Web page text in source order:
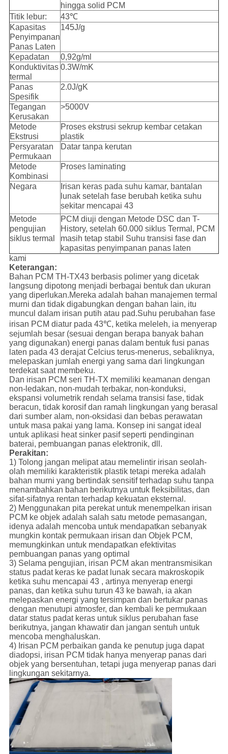
hingga solid PCM
Titik lebur:
43℃
Kapasitas
Penyimpanan
Panas Laten
145J/g
Kepadatan
0,92g/ml
Konduktivitas
termal
0.3W/mK
Panas
Spesifik
2.0J/gK
Tegangan
Kerusakan
>5000V
Metode
Ekstrusi
Proses ekstrusi sekrup kembar cetakan
plastik
Persyaratan
Permukaan
Datar tanpa kerutan
Metode
Kombinasi
Proses laminating
Negara
Irisan keras pada suhu kamar, bantalan
lunak setelah fase berubah ketika suhu
sekitar mencapai 43
Metode
pengujian
siklus termal
PCM diuji dengan Metode DSC dan T-
History, setelah 60.000 siklus Termal, PCM
masih tetap stabil Suhu transisi fase dan
kapasitas penyimpanan panas laten
kami
Keterangan:
Bahan PCM TH-TX43 berbasis polimer yang dicetak
langsung dipotong menjadi berbagai bentuk dan ukuran
yang diperlukan.Mereka adalah bahan manajemen termal
murni dan tidak digabungkan dengan bahan lain, itu
muncul dalam irisan putih atau pad.Suhu perubahan fase
irisan PCM diatur pada 43℃, ketika meleleh, ia menyerap
sejumlah besar (sesuai dengan berapa banyak bahan
yang digunakan) energi panas dalam bentuk fusi panas
laten pada 43 derajat Celcius terus-menerus, sebaliknya,
melepaskan jumlah energi yang sama dari lingkungan
terdekat saat membeku.
Dan irisan PCM seri TH-TX memiliki keamanan dengan
non-ledakan, non-mudah terbakar, non-konduksi,
ekspansi volumetrik rendah selama transisi fase, tidak
beracun, tidak korosif dan ramah lingkungan yang berasal
dari sumber alam, non-oksidasi dan bebas perawatan
untuk masa pakai yang lama. Konsep ini sangat ideal
untuk aplikasi heat sinker pasif seperti pendinginan
baterai, pembuangan panas elektronik, dll.
Perakitan:
1) Tolong jangan melipat atau memelintir irisan seolah-
olah memiliki karakteristik plastik tetapi mereka adalah
bahan murni yang bertindak sensitif terhadap suhu tanpa
menambahkan bahan berikutnya untuk fleksibilitas, dan
sifat-sifatnya rentan terhadap kekuatan eksternal.
2) Menggunakan pita perekat untuk menempelkan irisan
PCM ke objek adalah salah satu metode pemasangan,
idenya adalah mencoba untuk mendapatkan sebanyak
mungkin kontak permukaan irisan dan Objek PCM,
memungkinkan untuk mendapatkan efektivitas
pembuangan panas yang optimal
3) Selama pengujian, irisan PCM akan mentransmisikan
status padat keras ke padat lunak secara makroskopik
ketika suhu mencapai 43 , artinya menyerap energi
panas, dan ketika suhu turun 43 ke bawah, ia akan
melepaskan energi yang tersimpan dan bertukar panas
dengan menutupi atmosfer, dan kembali ke permukaan
datar status padat keras untuk siklus perubahan fase
berikutnya, jangan khawatir dan jangan sentuh untuk
mencoba menghaluskan.
4) Irisan PCM perbaikan ganda ke penutup juga dapat
diadopsi, irisan PCM tidak hanya menyerap panas dari
objek yang bersentuhan, tetapi juga menyerap panas dari
lingkungan sekitarnya.